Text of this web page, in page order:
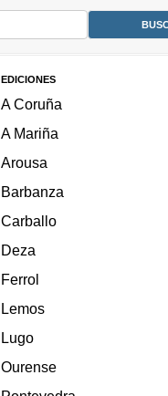
EDICIONES
A Coruña
A Mariña
Arousa
Barbanza
Carballo
Deza
Ferrol
Lemos
Lugo
Ourense